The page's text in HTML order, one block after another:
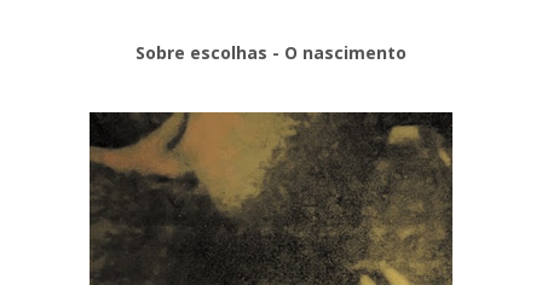
Sobre escolhas - O nascimento